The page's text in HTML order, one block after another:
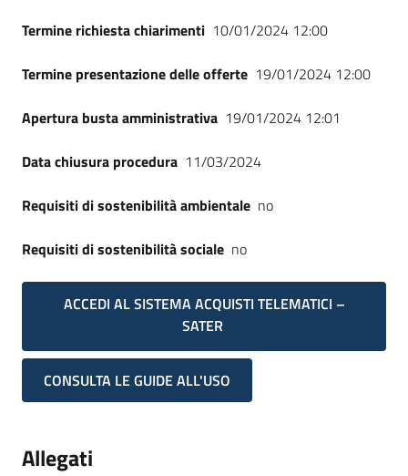
Termine richiesta chiarimenti 10/01/2024 12:00
Termine presentazione delle offerte 19/01/2024 12:00
Apertura busta amministrativa 19/01/2024 12:01
Data chiusura procedura 11/03/2024
Requisiti di sostenibilità ambientale no
Requisiti di sostenibilità sociale no
ACCEDI AL SISTEMA ACQUISTI TELEMATICI –
SATER
CONSULTA LE GUIDE ALL'USO
Allegati